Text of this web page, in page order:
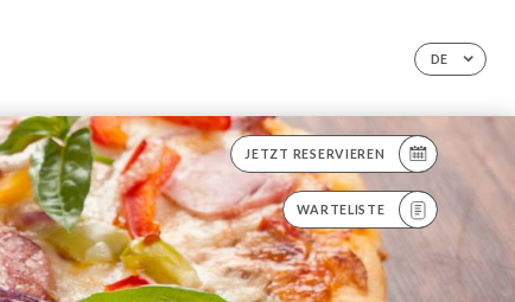
DE
JETZT RESERVIEREN
WARTELISTE